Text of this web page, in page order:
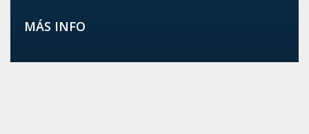
MÁS INFO